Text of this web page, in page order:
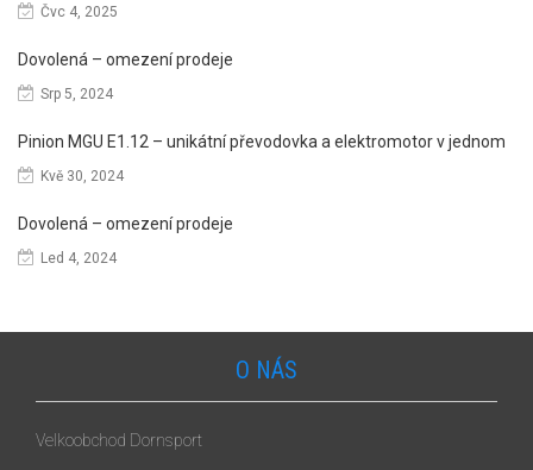
Čvc 4, 2025
Dovolená – omezení prodeje
Srp 5, 2024
Pinion MGU E1.12 – unikátní převodovka a elektromotor v jednom
Kvě 30, 2024
Dovolená – omezení prodeje
Led 4, 2024
O NÁS
Velkoobchod Dornsport